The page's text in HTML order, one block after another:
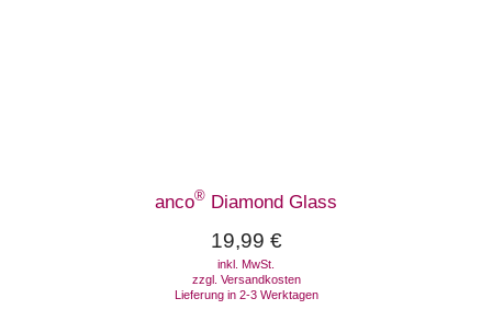
anco® Diamond Glass
19,99 €
inkl. MwSt.
zzgl. Versandkosten
Lieferung in 2-3 Werktagen